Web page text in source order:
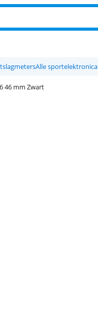
Alle sportelektronica
46 mm Zwart